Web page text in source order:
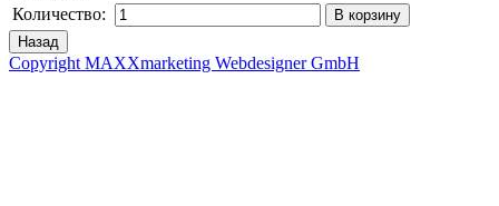
Количество:
Copyright MAXXmarketing Webdesigner GmbH